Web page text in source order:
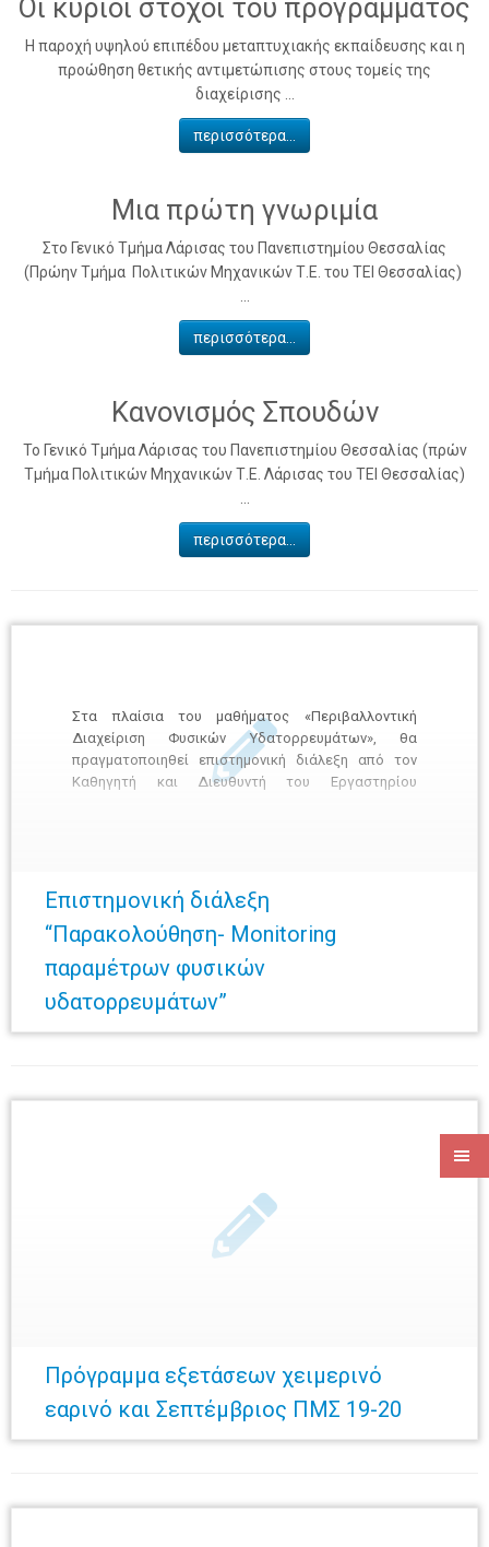
Οι κύριοι στόχοι του προγράμματος
Η παροχή υψηλού επιπέδου μεταπτυχιακής εκπαίδευσης και η
προώθηση θετικής αντιμετώπισης στους τομείς της
διαχείρισης ...
περισσότερα...
Μια πρώτη γνωριμία
Στο Γενικό Τμήμα Λάρισας του Πανεπιστημίου Θεσσαλίας
(Πρώην Τμήμα Πολιτικών Μηχανικών Τ.Ε. του ΤΕΙ Θεσσαλίας)
περισσότερα...
Κανονισμός Σπουδών
Το Γενικό Τμήμα Λάρισας του Πανεπιστημίου Θεσσαλίας (πρών
Τμήμα Πολιτικών Μηχανικών Τ.Ε. Λάρισας του ΤΕΙ Θεσσαλίας)
περισσότερα...
Στα πλαίσια του μαθήματος «Περιβαλλοντική
Διαχείριση Φυσικών Υδατορρευμάτων», θα
πραγματοποιηθεί επιστημονική διάλεξη από τον
Καθηγητή και Διευθυντή του Εργαστηρίου
Παρακολούθηση- Monitoring παραμέτρων φυσικών
υδατορρευμάτων», την Παρασκευή 10-01-2020 και
ώρα […]
Επιστημονική διάλεξη
“Παρακολούθηση- Monitoring
παραμέτρων φυσικών
υδατορρευμάτων”
Πρόγραμμα εξετάσεων χειμερινό
εαρινό και Σεπτέμβριος ΠΜΣ 19-20